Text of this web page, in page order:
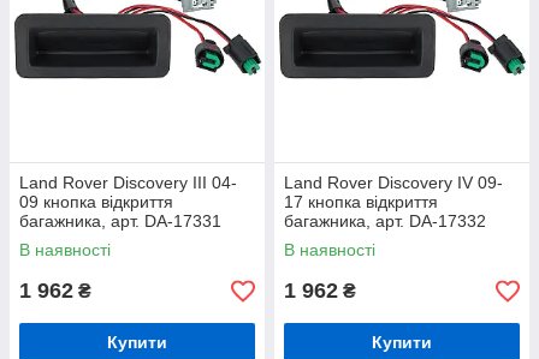
Land Rover Discovery III 04-
09 кнопка відкриття
багажника, арт. DA-17331
В наявності
1 962 ₴
Купити
Land Rover Discovery IV 09-
17 кнопка відкриття
багажника, арт. DA-17332
В наявності
1 962 ₴
Купити